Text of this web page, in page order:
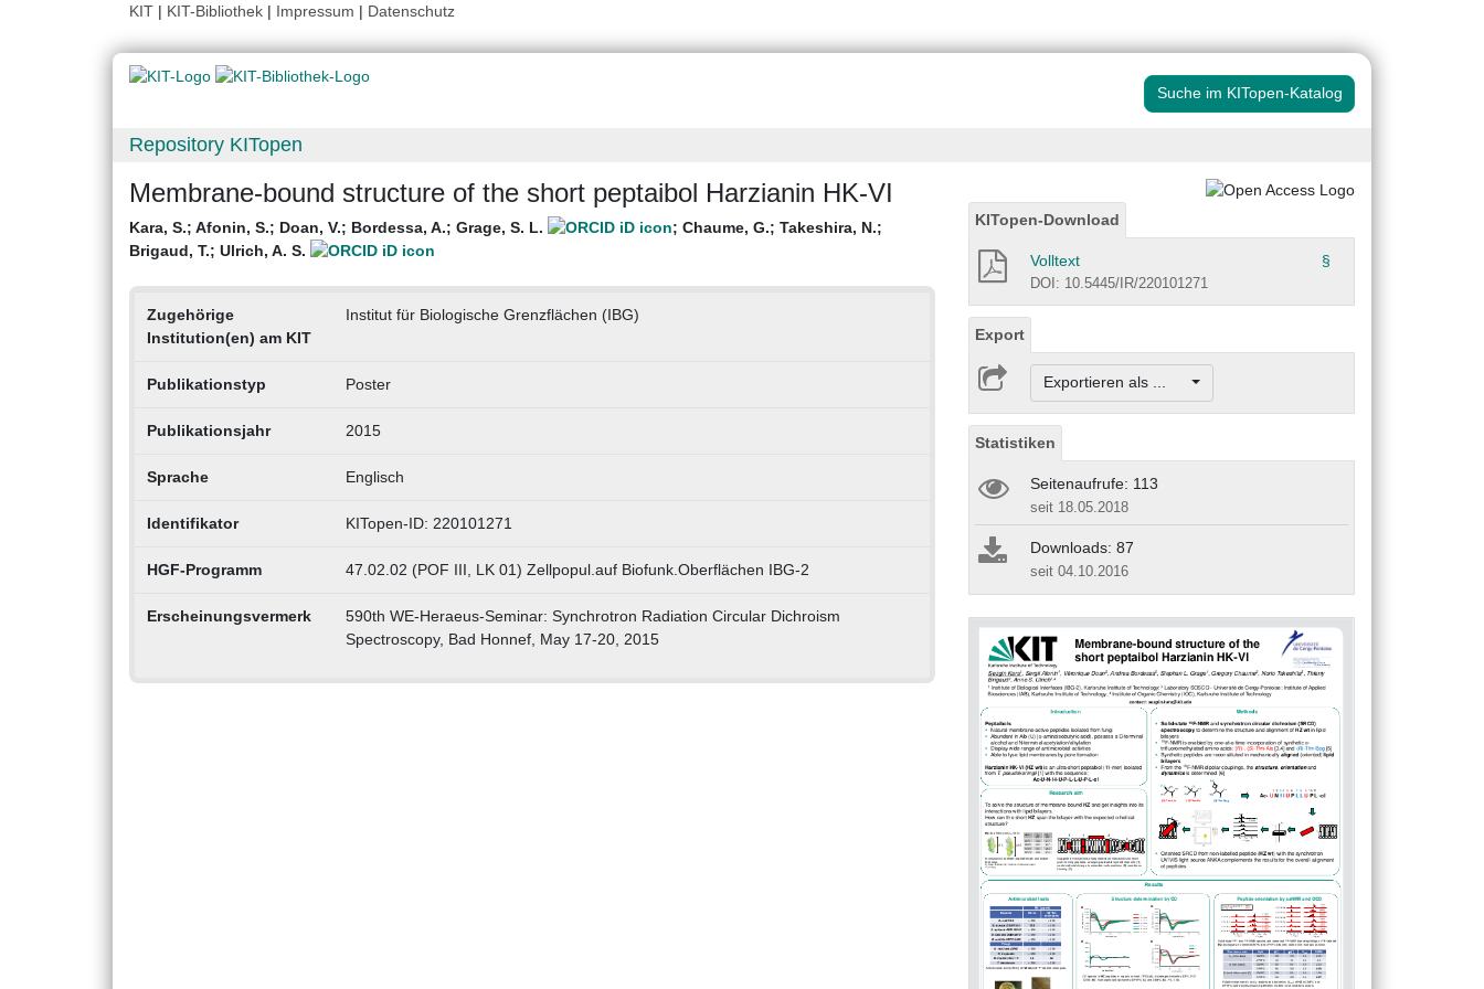
KIT | KIT-Bibliothek | Impressum | Datenschutz
Suche im KITopen-Katalog
Repository KITopen
Membrane-bound structure of the short peptaibol Harzianin HK-VI
Kara, S.; Afonin, S.; Doan, V.; Bordessa, A.; Grage, S. L. ; Chaume, G.; Takeshira, N.;
Brigaud, T.; Ulrich, A. S.
Zugehörige
Institution(en) am KIT
Institut für Biologische Grenzflächen (IBG)
Publikationstyp Poster
Publikationsjahr 2015
Sprache Englisch
Identifikator KITopen-ID: 220101271
HGF-Programm 47.02.02 (POF III, LK 01) Zellpopul.auf Biofunk.Oberflächen IBG-2
Erscheinungsvermerk
590th WE-Heraeus-Seminar: Synchrotron Radiation Circular Dichroism
Spectroscopy, Bad Honnef, May 17-20, 2015
KITopen-Download
Volltext §
DOI: 10.5445/IR/220101271
Export
Exportieren als ...
Statistiken
Seitenaufrufe: 113
seit 18.05.2018
Downloads: 87
seit 04.10.2016